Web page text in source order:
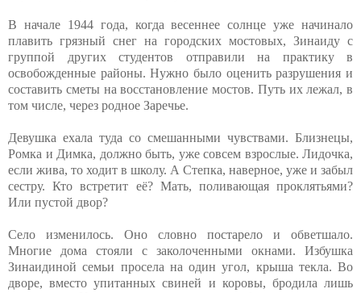
В начале 1944 года, когда весеннее солнце уже начинало
плавить грязный снег на городских мостовых, Зинаиду с
группой других студентов отправили на практику в
освобожденные районы. Нужно было оценить разрушения и
составить сметы на восстановление мостов. Путь их лежал, в
том числе, через родное Заречье.
Девушка ехала туда со смешанными чувствами. Близнецы,
Ромка и Димка, должно быть, уже совсем взрослые. Лидочка,
если жива, то ходит в школу. А Степка, наверное, уже и забыл
сестру. Кто встретит её? Мать, поливающая проклятьями?
Или пустой двор?
Село изменилось. Оно словно постарело и обветшало.
Многие дома стояли с заколоченными окнами. Избушка
Зинаидиной семьи просела на один угол, крыша текла. Во
дворе, вместо упитанных свиней и коровы, бродила лишь